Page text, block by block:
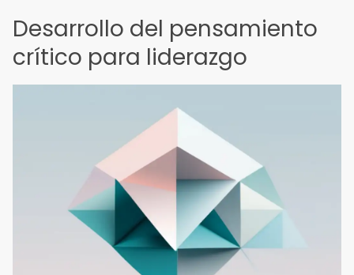
Desarrollo del pensamiento
crítico para liderazgo